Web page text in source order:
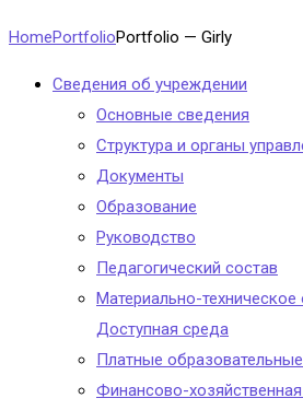
HomePortfolioPortfolio — Girly
Сведения об учреждении
Основные сведения
Структура и органы
Документы
Образование
Руководство
Педагогический состав
Материально-техническое
Доступная среда
Платные образовательные
Финансово-